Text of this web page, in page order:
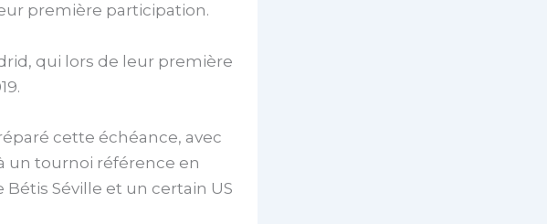
première participation.
qui lors de leur première
cette échéance, avec
un tournoi référence en
Séville et un certain US